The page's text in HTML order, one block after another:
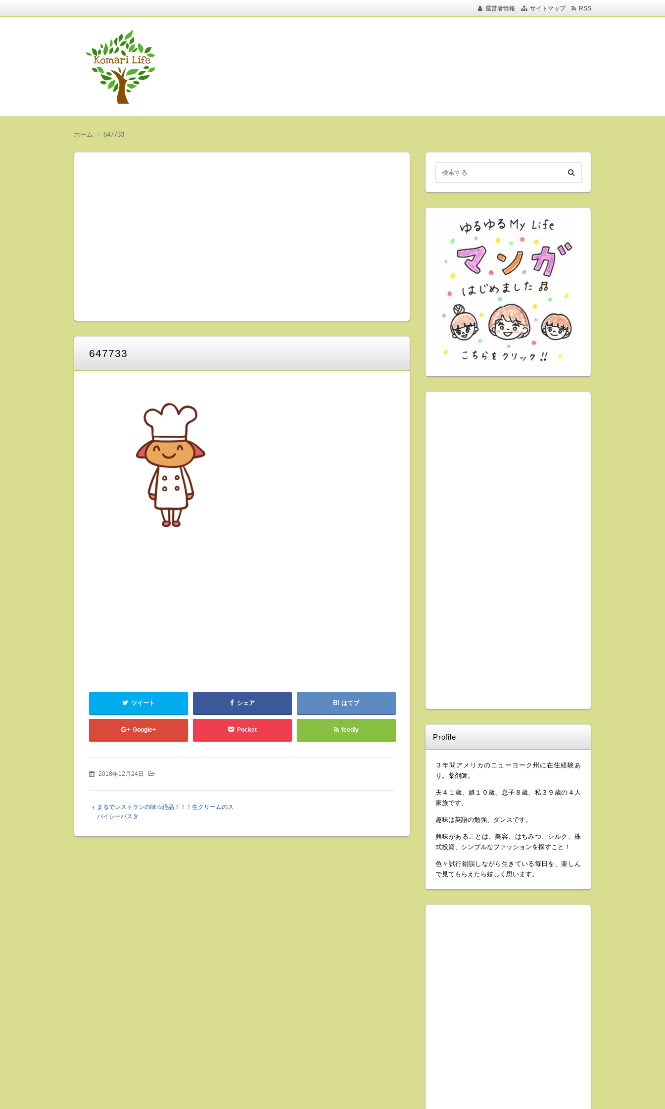
運営者情報 サイトマップ RSS
Komari Life
ホーム 647733
647733
ツイート シェア はてブ
Google+ Pocket feedly
2018年12月24日
まるでレストランの味☆絶品！！！生クリームのス
パイシーパスタ
Profile
３年間アメリカのニューヨーク州に在住経験あ
り。薬剤師。
夫４１歳、娘１０歳、息子８歳、私３９歳の４人
家族です。
趣味は英語の勉強、ダンスです。
興味があることは、美容、はちみつ、シルク、株
式投資、シンプルなファッションを探すこと！
色々試行錯誤しながら生きている毎日を、楽しん
で見てもらえたら嬉しく思います。